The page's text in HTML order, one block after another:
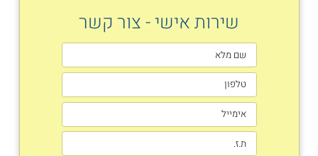
שירות אישי - צור קשר